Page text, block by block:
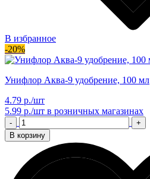
В избранное
-20%
Унифлор Аква-9 удобрение, 100 мл
4.79 р./шт
5.99 р./шт в розничных магазинах
-
+
В корзину